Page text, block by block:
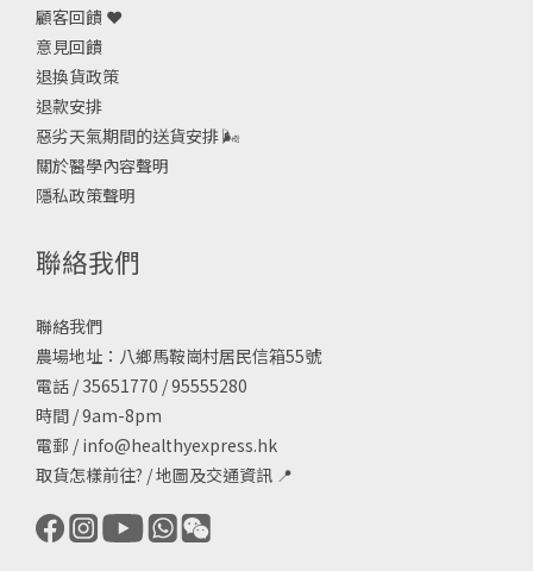
顧客回饋 ❤️
意見回饋
退換貨政策
退款安排
惡劣天氣期間的送貨安排🌬
關於醫學內容聲明
隱私政策聲明
聯絡我們
聯絡我們
農場地址：八鄉馬鞍崗村居民信箱55號
電話 / 35651770 / 95555280
時間 / 9am-8pm
電郵 / info@healthyexpress.hk
取貨怎樣前往? /地圖及交通資訊 📍